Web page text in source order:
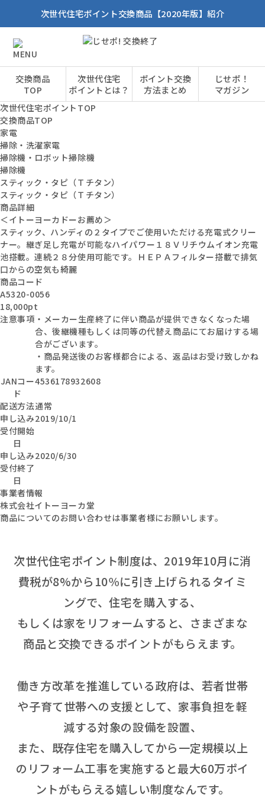
次世代住宅ポイント交換商品【2020年版】紹介
交換商品
TOP
次世代住宅
ポイントとは？
ポイント交換
方法まとめ
じせポ！
マガジン
次世代住宅ポイントTOP
交換商品TOP
家電
掃除・洗濯家電
掃除機・ロボット掃除機
掃除機
スティック・タピ（Ｔチタン）
スティック・タピ（Ｔチタン）
商品詳細
＜イトーヨーカドーお薦め＞
スティック、ハンディの２タイプでご使用いただける充電式クリー
ナー。継ぎ足し充電が可能なハイパワー１８Ｖリチウムイオン充電
池搭載。連続２８分使用可能です。ＨＥＰＡフィルター搭載で排気
口からの空気も綺麗
商品コード
A5320-0056
18,000pt
注意事項 ・メーカー生産終了に伴い商品が提供できなくなった場
合、後継機種もしくは同等の代替え商品にてお届けする場
合がございます。
・商品発送後のお客様都合による、返品はお受け致しかね
ます。
JANコー
ド
4536178932608
配送方法通常
申し込み
受付開始
日
2019/10/1
申し込み
受付終了
日
2020/6/30
事業者情報
株式会社イトーヨーカ堂
商品についてのお問い合わせは事業者様にお願いします。
次世代住宅ポイント制度は、2019年10月に消
費税が8%から10％に引き上げられるタイミ
ングで、住宅を購入する、
もしくは家をリフォームすると、さまざまな
商品と交換できるポイントがもらえます。
働き方改革を推進している政府は、若者世帯
や子育て世帯への支援として、家事負担を軽
減する対象の設備を設置、
また、既存住宅を購入してから一定規模以上
のリフォーム工事を実施すると最大60万ポイ
ントがもらえる嬉しい制度なんです。